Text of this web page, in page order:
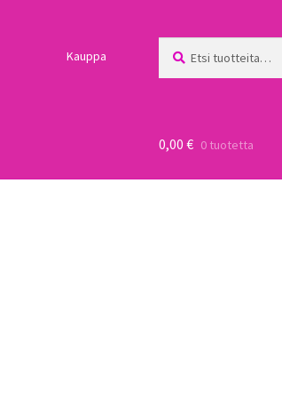
Kauppa
0,00 € 0 tuotetta